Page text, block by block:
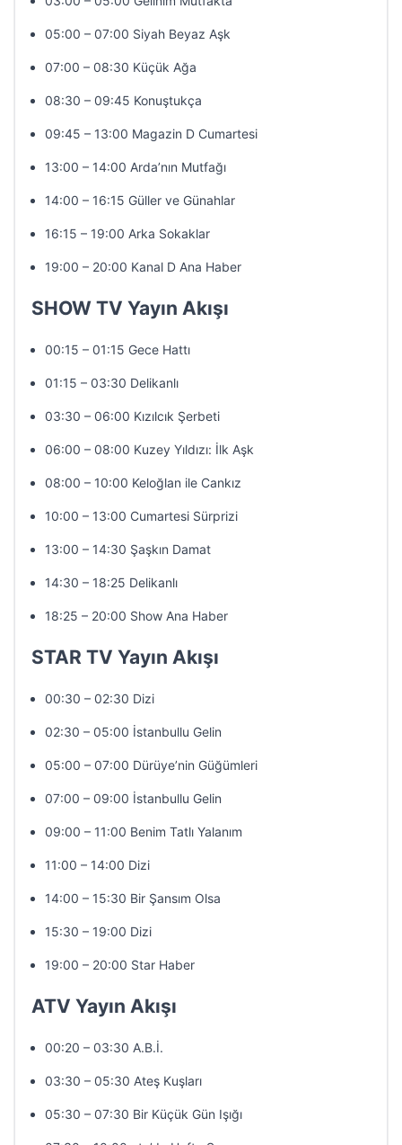
05:00 – 07:00 Siyah Beyaz Aşk
07:00 – 08:30 Küçük Ağa
08:30 – 09:45 Konuştukça
09:45 – 13:00 Magazin D Cumartesi
13:00 – 14:00 Arda’nın Mutfağı
14:00 – 16:15 Güller ve Günahlar
16:15 – 19:00 Arka Sokaklar
19:00 – 20:00 Kanal D Ana Haber
SHOW TV Yayın Akışı
00:15 – 01:15 Gece Hattı
01:15 – 03:30 Delikanlı
03:30 – 06:00 Kızılcık Şerbeti
06:00 – 08:00 Kuzey Yıldızı: İlk Aşk
08:00 – 10:00 Keloğlan ile Cankız
10:00 – 13:00 Cumartesi Sürprizi
13:00 – 14:30 Şaşkın Damat
14:30 – 18:25 Delikanlı
18:25 – 20:00 Show Ana Haber
STAR TV Yayın Akışı
00:30 – 02:30 Dizi
02:30 – 05:00 İstanbullu Gelin
05:00 – 07:00 Dürüye’nin Güğümleri
07:00 – 09:00 İstanbullu Gelin
09:00 – 11:00 Benim Tatlı Yalanım
11:00 – 14:00 Dizi
14:00 – 15:30 Bir Şansım Olsa
15:30 – 19:00 Dizi
19:00 – 20:00 Star Haber
ATV Yayın Akışı
00:20 – 03:30 A.B.İ.
03:30 – 05:30 Ateş Kuşları
05:30 – 07:30 Bir Küçük Gün Işığı